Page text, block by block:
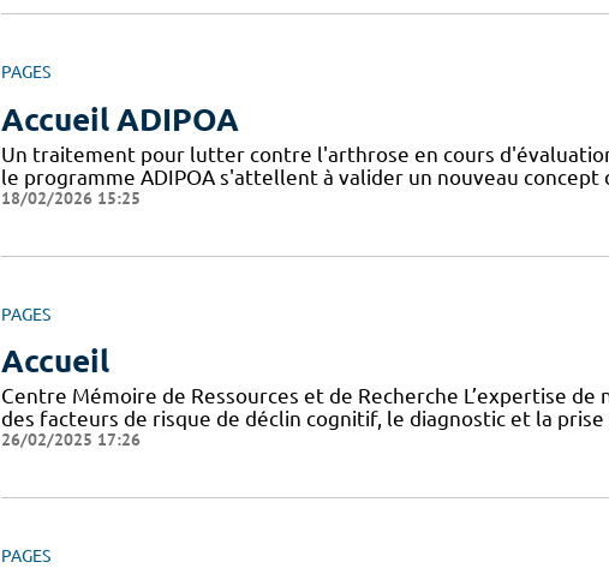
PAGES
Accueil ADIPOA
Un traitement pour lutter contre l'arthrose en cours
le programme ADIPOA s'attellent à valider un nouveau
18/02/2026 15:25
PAGES
Accueil
Centre Mémoire de Ressources et de Recherche L’expertise
des facteurs de risque de déclin cognitif, le diagnostic et la prise
26/02/2025 17:26
PAGES